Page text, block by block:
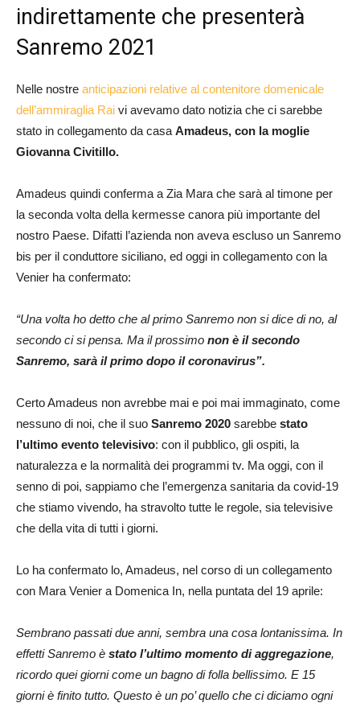
indirettamente che presenterà
Sanremo 2021
Nelle nostre anticipazioni relative al contenitore domenicale
dell’ammiraglia Rai vi avevamo dato notizia che ci sarebbe
stato in collegamento da casa Amadeus, con la moglie
Giovanna Civitillo.
Amadeus quindi conferma a Zia Mara che sarà al timone per
la seconda volta della kermesse canora più importante del
nostro Paese. Difatti l’azienda non aveva escluso un Sanremo
bis per il conduttore siciliano, ed oggi in collegamento con la
Venier ha confermato:
“Una volta ho detto che al primo Sanremo non si dice di no, al
secondo ci si pensa. Ma il prossimo non è il secondo
Sanremo, sarà il primo dopo il coronavirus”.
Certo Amadeus non avrebbe mai e poi mai immaginato, come
nessuno di noi, che il suo Sanremo 2020 sarebbe stato
l’ultimo evento televisivo: con il pubblico, gli ospiti, la
naturalezza e la normalità dei programmi tv. Ma oggi, con il
senno di poi, sappiamo che l’emergenza sanitaria da covid-19
che stiamo vivendo, ha stravolto tutte le regole, sia televisive
che della vita di tutti i giorni.
Lo ha confermato lo, Amadeus, nel corso di un collegamento
con Mara Venier a Domenica In, nella puntata del 19 aprile:
Sembrano passati due anni, sembra una cosa lontanissima. In
effetti Sanremo è stato l’ultimo momento di aggregazione,
ricordo quei giorni come un bagno di folla bellissimo. E 15
giorni è finito tutto. Questo è un po’ quello che ci diciamo ogni